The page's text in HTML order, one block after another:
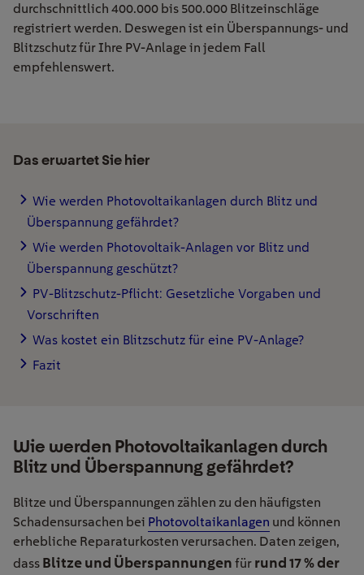
durchschnittlich 400.000 bis 500.000 Blitzeinschläge
registriert werden. Deswegen ist ein Überspannungs- und
Blitzschutz für Ihre PV-Anlage in jedem Fall
empfehlenswert.
Das erwartet Sie hier
Wie werden Photovoltaikanlagen durch Blitz und
Überspannung gefährdet?
Wie werden Photovoltaik-Anlagen vor Blitz und
Überspannung geschützt?
PV-Blitzschutz-Pflicht: Gesetzliche Vorgaben und
Vorschriften
Was kostet ein Blitzschutz für eine PV-Anlage?
Fazit
Wie werden Photovoltaikanlagen durch
Blitz und Überspannung gefährdet?
Blitze und Überspannungen zählen zu den häufigsten
Schadensursachen bei Photovoltaikanlagen und können
erhebliche Reparaturkosten verursachen. Daten zeigen,
dass Blitze und Überspannungen für rund 17 % der